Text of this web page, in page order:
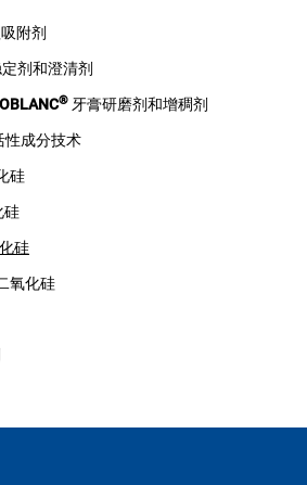
附剂
剂和澄清剂
® 牙膏研磨剂和增稠剂
性成分技术
硅
硅
硅
氧化硅